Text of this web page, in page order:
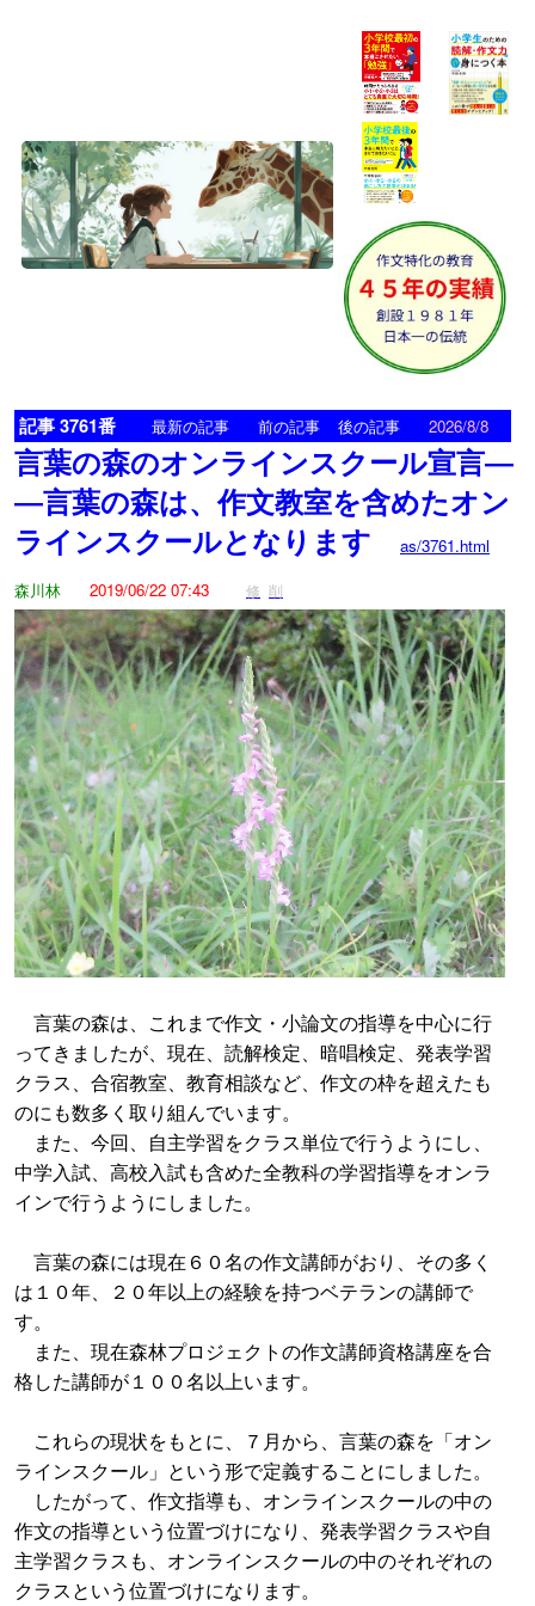
記事 3761番 最新の記事 前の記事 後の記事 2026/8/8
言葉の森のオンラインスクール宣言―
―言葉の森は、作文教室を含めたオン
ラインスクールとなります
as/3761.html
森川林
2019/06/22 07:43 修 削
言葉の森は、これまで作文・小論文の指導を中心に行
ってきましたが、現在、読解検定、暗唱検定、発表学習
クラス、合宿教室、教育相談など、作文の枠を超えたも
のにも数多く取り組んでいます。
また、今回、自主学習をクラス単位で行うようにし、
中学入試、高校入試も含めた全教科の学習指導をオンラ
インで行うようにしました。
言葉の森には現在６０名の作文講師がおり、その多く
は１０年、２０年以上の経験を持つベテランの講師で
す。
また、現在森林プロジェクトの作文講師資格講座を合
格した講師が１００名以上います。
これらの現状をもとに、７月から、言葉の森を「オン
ラインスクール」という形で定義することにしました。
したがって、作文指導も、オンラインスクールの中の
作文の指導という位置づけになり、発表学習クラスや自
主学習クラスも、オンラインスクールの中のそれぞれの
クラスという位置づけになります。